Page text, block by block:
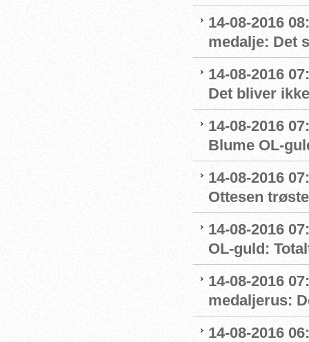
14-08-2016
medalje: Det
14-08-2016
Det bliver
14-08-2016
Blume OL-
14-08-2016
Ottesen
14-08-2016
OL-guld:
14-08-2016
medaljerus:
14-08-2016